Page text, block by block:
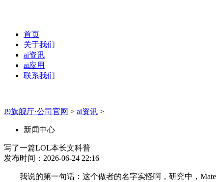
首页
关于我们
ai资讯
ai应用
联系我们
J9旗舰厅·公司官网 > ai资讯 >
新闻中心
写了一篇LOL本长文科普
发布时间：2026-06-24 22:16
我说的第一句话：这个做者的名字实怪啊，研究中，Mate